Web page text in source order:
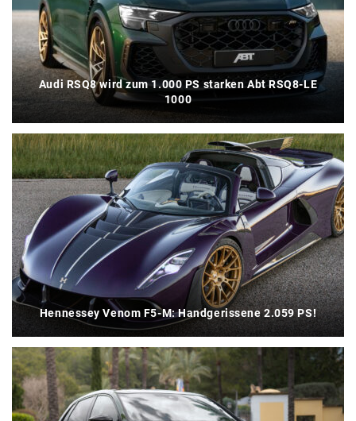
Audi RSQ8 wird zum 1.000 PS starken Abt RSQ8-LE
1000
Hennessey Venom F5-M: Handgerissene 2.059 PS!